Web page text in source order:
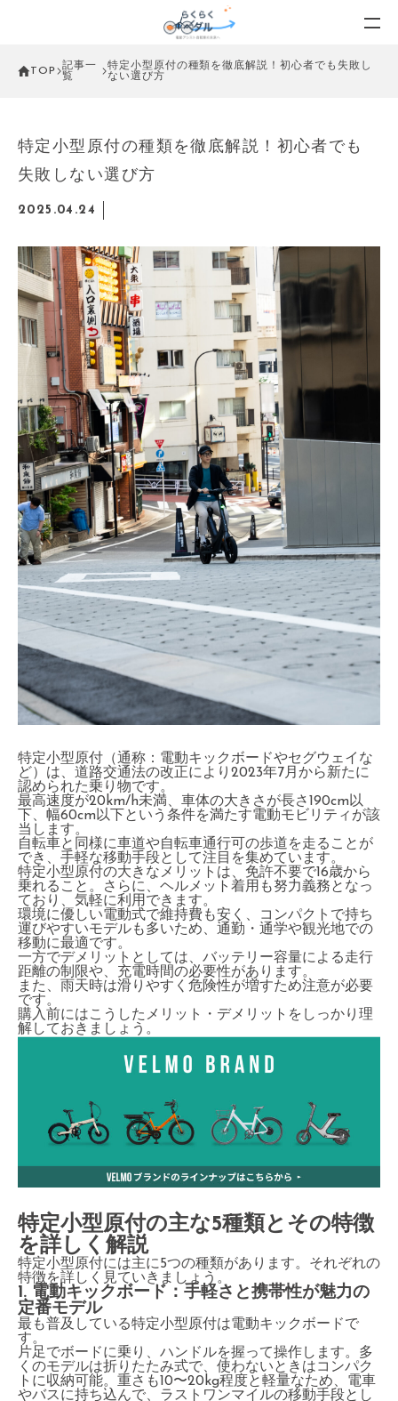
TOP
記事一
覧
特定小型原付の種類を徹底解説！初心者でも失敗し
ない選び方
特定小型原付の種類を徹底解説！初心者でも
失敗しない選び方
2025.04.24
特定小型原付（通称：電動キックボードやセグウェイな
ど）は、道路交通法の改正により2023年7月から新たに
認められた乗り物です。
最高速度が20km/h未満、車体の大きさが長さ190cm以
下、幅60cm以下という条件を満たす電動モビリティが該
当します。
自転車と同様に車道や自転車通行可の歩道を走ることが
でき、手軽な移動手段として注目を集めています。
特定小型原付の大きなメリットは、免許不要で16歳から
乗れること。さらに、ヘルメット着用も努力義務となっ
ており、気軽に利用できます。
環境に優しい電動式で維持費も安く、コンパクトで持ち
運びやすいモデルも多いため、通勤・通学や観光地での
移動に最適です。
一方でデメリットとしては、バッテリー容量による走行
距離の制限や、充電時間の必要性があります。
また、雨天時は滑りやすく危険性が増すため注意が必要
です。
購入前にはこうしたメリット・デメリットをしっかり理
解しておきましょう。
特定小型原付の主な5種類とその特徴
を詳しく解説
特定小型原付には主に5つの種類があります。それぞれの
特徴を詳しく見ていきましょう。
1. 電動キックボード：手軽さと携帯性が魅力の
定番モデル
最も普及している特定小型原付は電動キックボードで
す。
片足でボードに乗り、ハンドルを握って操作します。多
くのモデルは折りたたみ式で、使わないときはコンパク
トに収納可能。重さも10〜20kg程度と軽量なため、電車
やバスに持ち込んで、ラストワンマイルの移動手段とし